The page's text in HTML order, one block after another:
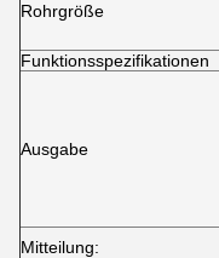
Rohrgröße
Funktionsspezifikationen
Ausgabe
Mitteilung: